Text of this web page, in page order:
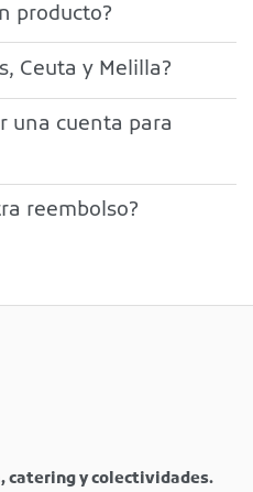
producto?
Ceuta y Melilla?
una cuenta para
reembolso?
catering y colectividades.